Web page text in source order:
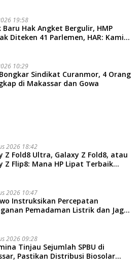
19:58
Baru Hak Angket Bergulir, HMP
Diteken 41 Parlemen, HAR: Kami
10:29
Sindikat Curanmor, 4 Orang
di Makassar dan Gowa
2026 18:42
Z Fold8 Ultra, Galaxy Z Fold8, atau
Z Flip8: Mana HP Lipat Terbaik
2026 10:47
Instruksikan Percepatan
Pemadaman Listrik dan Jaga
2026 09:28
Tinjau Sejumlah SPBU di
Pastikan Distribusi Biosolar